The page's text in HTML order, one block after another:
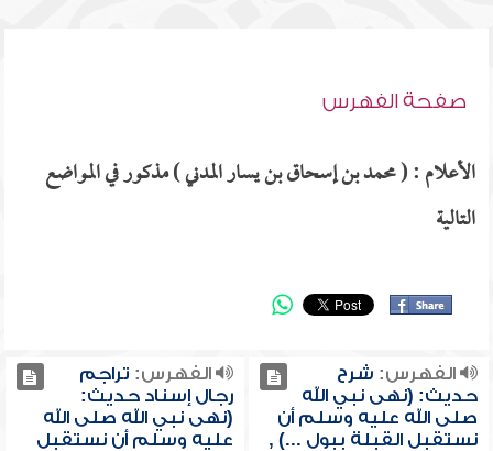
صفحة الفهرس
الأعلام : ( محمد بن إسحاق بن يسار المدني ) مذكور في المواضع
التالية
الفهرس: شرح
حديث: (نهى نبي الله
صلى الله عليه وسلم أن
نستقبل القبلة ببول ...) ,
الفهرس: تراجم
رجال إسناد حديث:
(نهى نبي الله صلى الله
عليه وسلم أن نستقبل